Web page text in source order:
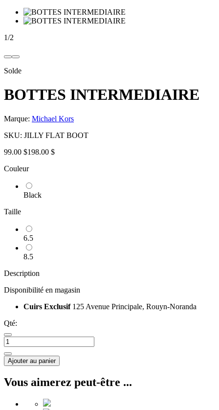
1/2
Solde
BOTTES INTERMEDIAIRE
Marque: Michael Kors
SKU: JILLY FLAT BOOT
99.00 $198.00 $
Couleur
Black
Taille
6.5
8.5
Description
Disponibilité en magasin
Cuirs Exclusif 125 Avenue Principale, Rouyn-Noranda
Qté:
Ajouter au panier
Vous aimerez peut-être ...